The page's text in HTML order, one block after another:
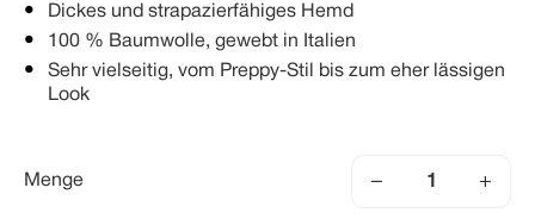
Dickes und strapazierfähiges Hemd
100 % Baumwolle, gewebt in Italien
Sehr vielseitig, vom Preppy-Stil bis zum eher lässigen
Look
Menge − +